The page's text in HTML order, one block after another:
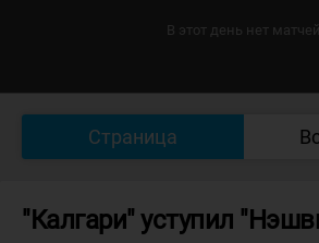
В этот день нет матчей
Страница
"Калгари" уступил